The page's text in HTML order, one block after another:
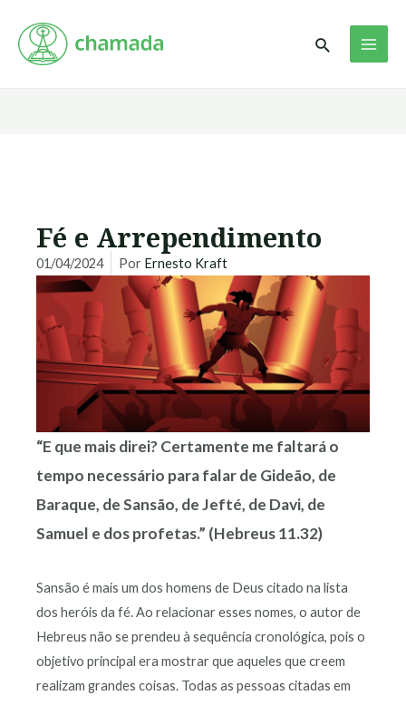
para
Pesquisar
Fé e Arrependimento
01/04/2024 Por Ernesto Kraft
“E que mais direi? Certamente me faltará o
tempo necessário para falar de Gideão, de
Baraque, de Sansão, de Jefté, de Davi, de
Samuel e dos profetas.” (Hebreus 11.32)
Sansão é mais um dos homens de Deus citado na lista
dos heróis da fé. Ao relacionar esses nomes, o autor de
Hebreus não se prendeu à sequência cronológica, pois o
objetivo principal era mostrar que aqueles que creem
realizam grandes coisas. Todas as pessoas citadas em